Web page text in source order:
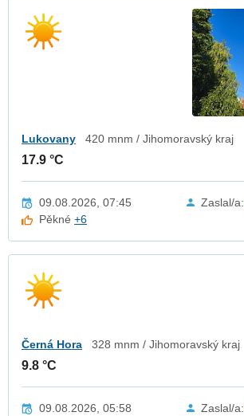
Lukovany 420 mnm / Jihomoravský kraj
17.9 °C
09.08.2026, 07:45 Zaslal/a:
Pěkné+6
Černá Hora 328 mnm / Jihomoravský kraj
9.8 °C
09.08.2026, 05:58 Zaslal/a: